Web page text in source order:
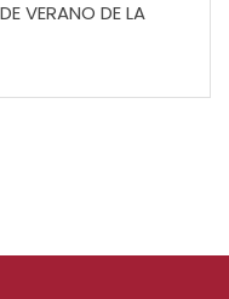
VERANO DE LA